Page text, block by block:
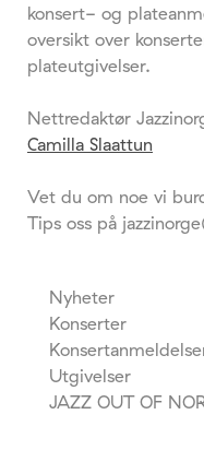
konsert- og
oversikt over
plateutgivelser.
Nettredaktør
Camilla Slaattun
Vet du om noe vi
Tips oss på
Nyheter
Konserter
Utgivelser
JAZZ OUT OF